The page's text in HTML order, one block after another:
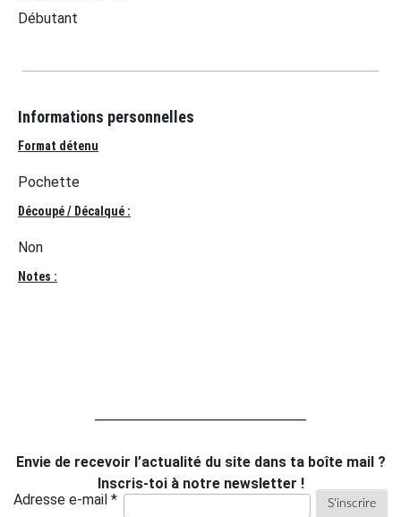
Débutant
Informations personnelles
Format détenu
Pochette
Découpé / Décalqué :
Non
Notes :
Envie de recevoir l’actualité du site dans ta boîte mail ?
Inscris-toi à notre newsletter !
Adresse e-mail *